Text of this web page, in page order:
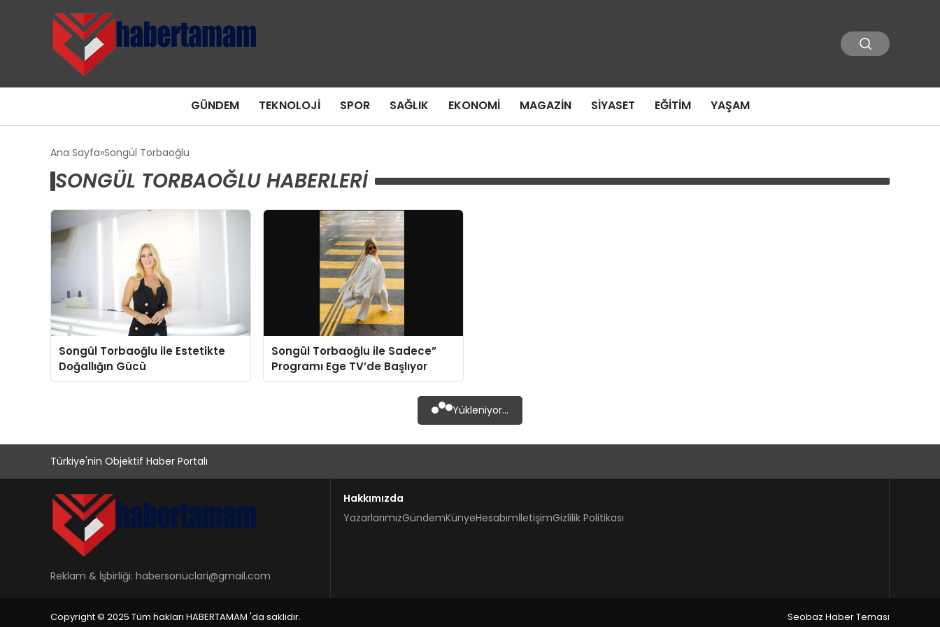
GÜNDEM TEKNOLOJI SPOR SAĞLIK EKONOMI MAGAZIN SIYASET EĞITIM YAŞAM
Ana Sayfa Songül Torbaoğlu
SONGÜL TORBAOĞLU HABERLERI
Songül Torbaoğlu ile Estetikte
Doğallığın Gücü
Songül Torbaoğlu ile Sadece”
Programı Ege TV’de Başlıyor
Yükleniyor...
Türkiye'nin Objektif Haber Portalı
Reklam & İşbirliği: habersonuclari@gmail.com
Hakkımızda
YazarlarımızGündemKünyeHesabımİletişimGizlilik Politikası
Copyright © 2025 Tüm hakları HABERTAMAM 'da saklıdır. Seobaz Haber Teması